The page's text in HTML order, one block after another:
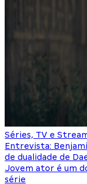
Séries, TV e
Entrevista:
de dualidade de
Jovem ator é um
série